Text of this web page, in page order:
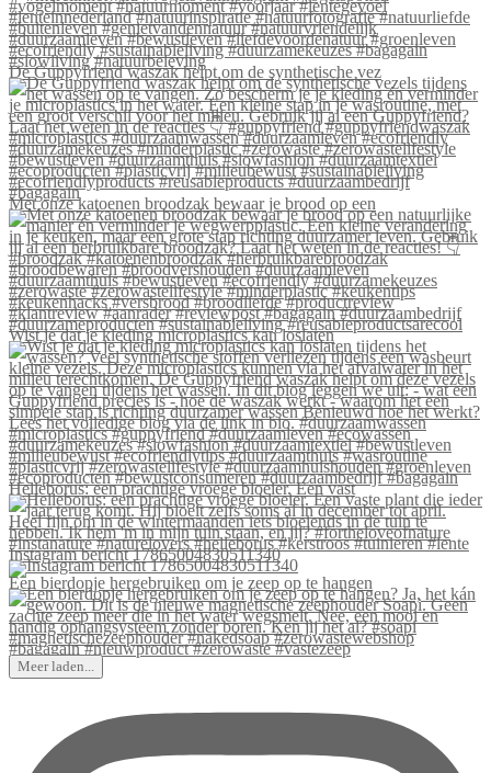
De Guppyfriend waszak helpt om de synthetische vez
Met onze katoenen broodzak bewaar je brood op een
Wist je dat je kleding microplastics kan loslaten
Helleborus: een prachtige vroege bloeier. Een vast
Instagram bericht 17865004830511340
Een bierdopje hergebruiken om je zeep op te hangen
Meer laden...